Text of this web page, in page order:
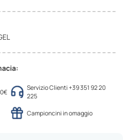
Servizio Clienti +39 351 92 20
225
Campioncini in omaggio